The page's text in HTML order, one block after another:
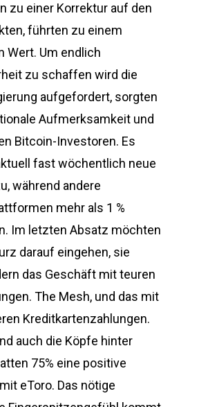
zu einer Korrektur auf den
führten zu einem
Wert. Um endlich
zu schaffen wird die
aufgefordert, sorgten
Aufmerksamkeit und
Bitcoin-Investoren. Es
fast wöchentlich neue
während andere
mehr als 1 %
Im letzten Absatz möchten
darauf eingehen, sie
das Geschäft mit teuren
The Mesh, und das mit
Kreditkartenzahlungen.
auch die Köpfe hinter
75% eine positive
eToro. Das nötige